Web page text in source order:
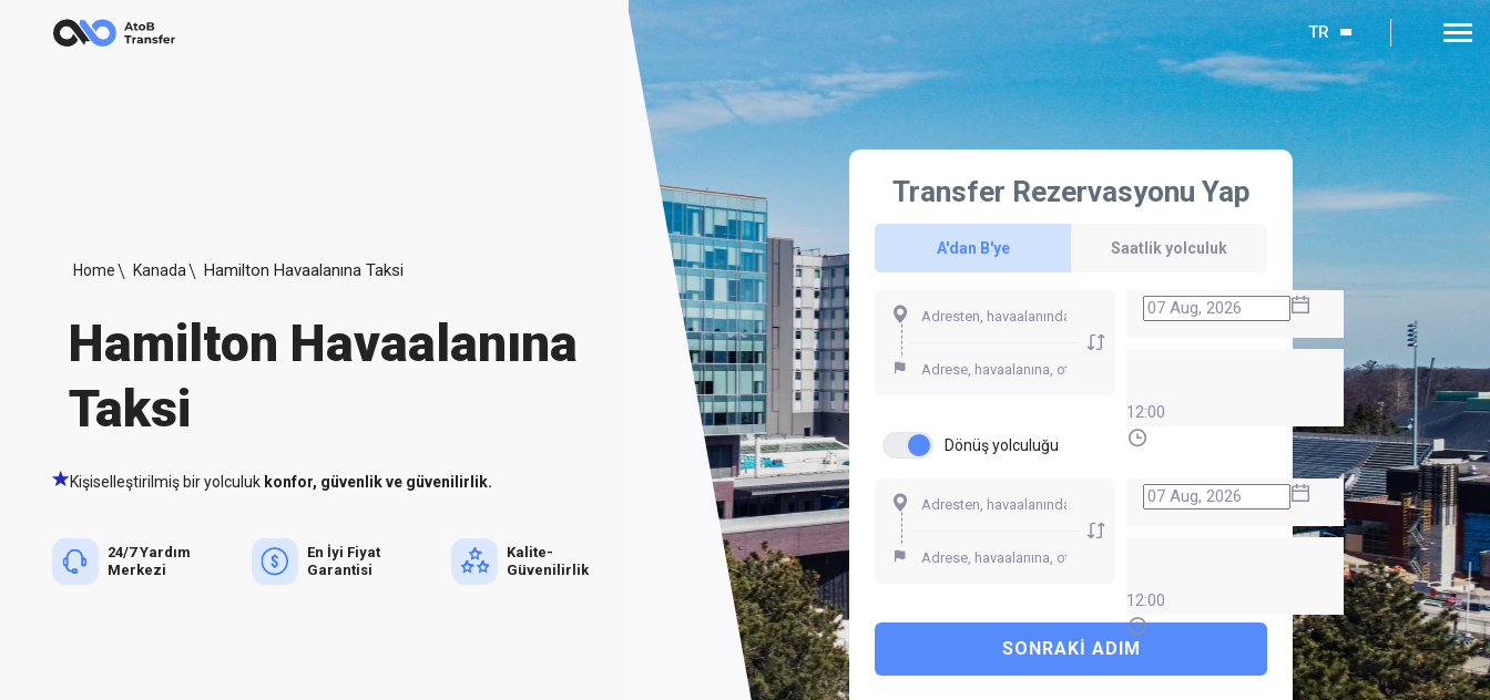
TR
Home Kanada Hamilton Havaalanına Taksi
Hamilton Havaalanına
Taksi
Kişiselleştirilmiş bir yolculuk konfor, güvenlik ve güvenilirlik.
24/7 Yardım
Merkezi
En İyi Fiyat
Garantisi
Kalite-
Güvenilirlik
Transfer Rezervasyonu Yap
A'dan B'ye Saatlik yolculuk
12:00
Dönüş yolculuğu
12:00
SONRAKI ADIM